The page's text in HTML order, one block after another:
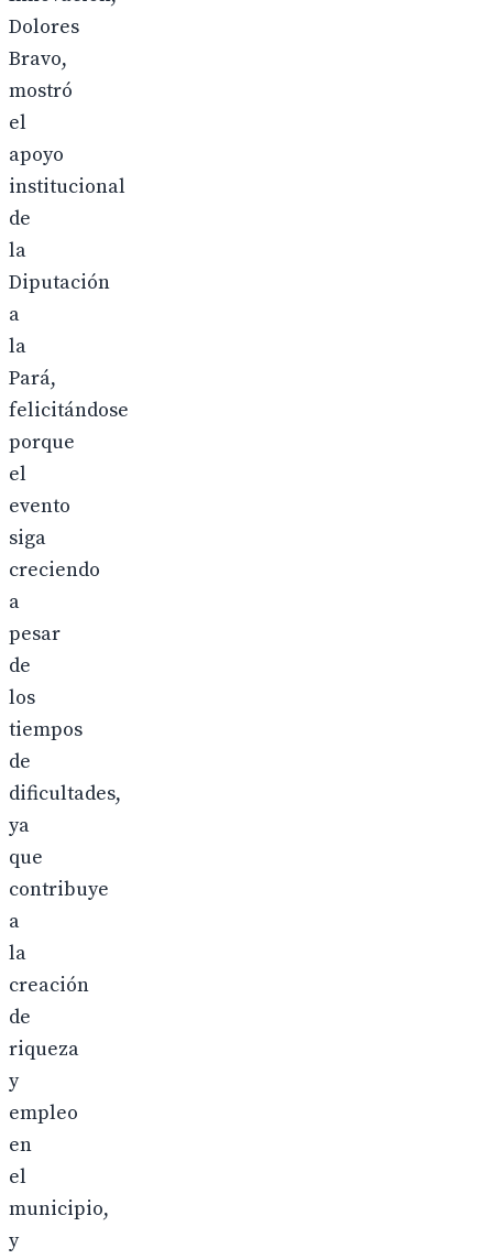
Dolores
Bravo,
mostró
el
apoyo
institucional
de
la
Diputación
a
la
Pará,
felicitándose
porque
el
evento
siga
creciendo
a
pesar
de
los
tiempos
de
dificultades,
ya
que
contribuye
a
la
creación
de
riqueza
y
empleo
en
el
municipio,
y